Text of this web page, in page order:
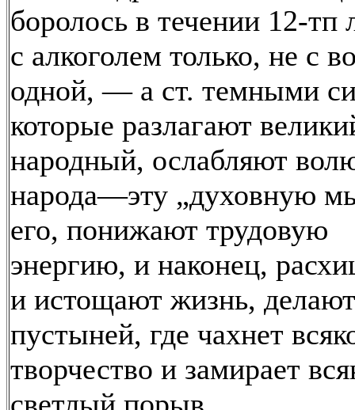
боролось в течении 12-тп
с алкоголем только, не с
одной, — а ст. темными
которые разлагают
народный, ослабляют
народа—эту „духовную
его, понижают трудовую
энергию, и наконец,
и истощают жизнь,
пустыней, где чахнет
творчество и замирает